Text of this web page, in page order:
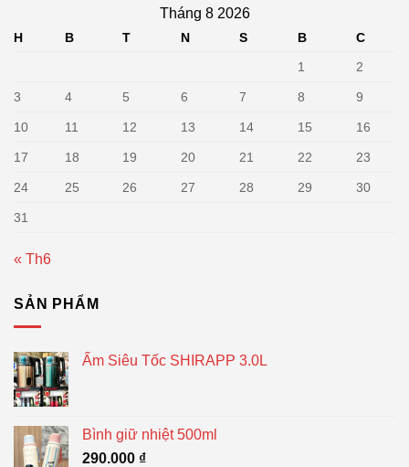
Tháng 8 2026
H B T N S B
C
1
2
3 4 5 6 7 8 9
10 11 12 13 14 15 16
17 18 19 20 21 22 23
24 25 26 27 28 29 30
31
« Th6
SẢN PHẨM
Ấm Siêu Tốc SHIRAPP 3.0L
Bình giữ nhiệt 500ml
290.000 ₫